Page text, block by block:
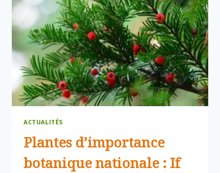
ACTUALITÉS
Plantes d’importance
botanique nationale : If